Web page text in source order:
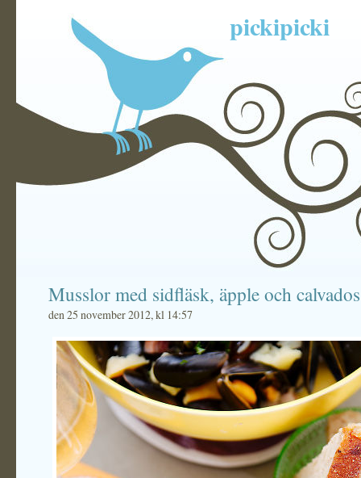
pickipicki
Musslor med sidfläsk, äpple och calvados
den 25 november 2012, kl 14:57